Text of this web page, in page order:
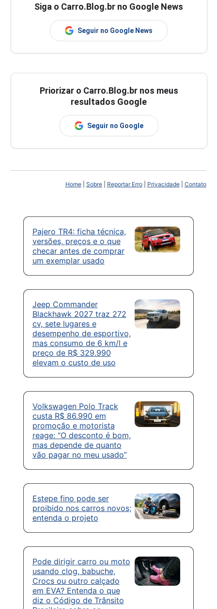
Siga o Carro.Blog.br no Google News
Seguir no Google News
Priorizar o Carro.Blog.br nos meus
resultados Google
Seguir no Google
Home| Sobre| Reportar Erro| Privacidade| Contato
Pajero TR4: ficha técnica,
versões, preços e o que
checar antes de comprar
um exemplar usado
Jeep Commander
Blackhawk 2027 traz 272
cv, sete lugares e
desempenho de esportivo,
mas consumo de 6 km/l e
preço de R$ 329.990
elevam o custo de uso
Volkswagen Polo Track
custa R$ 86.990 em
promoção e motorista
reage: “O desconto é bom,
mas depende de quanto
vão pagar no meu usado”
Estepe fino pode ser
proibido nos carros novos;
entenda o projeto
Pode dirigir carro ou moto
usando clog, babuche,
Crocs ou outro calçado
em EVA? Entenda o que
diz o Código de Trânsito